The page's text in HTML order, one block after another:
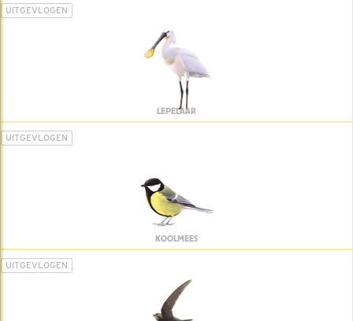
UITGEVLOGEN
LEPELAAR
UITGEVLOGEN
KOOLMEES
UITGEVLOGEN